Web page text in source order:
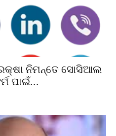
ନିମନ୍ତେ ସୋସିଆଲ
ପାଇଁ...